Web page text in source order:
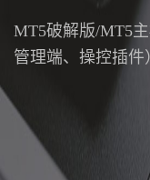
MT5破解版/MT5
管理端、操控插件